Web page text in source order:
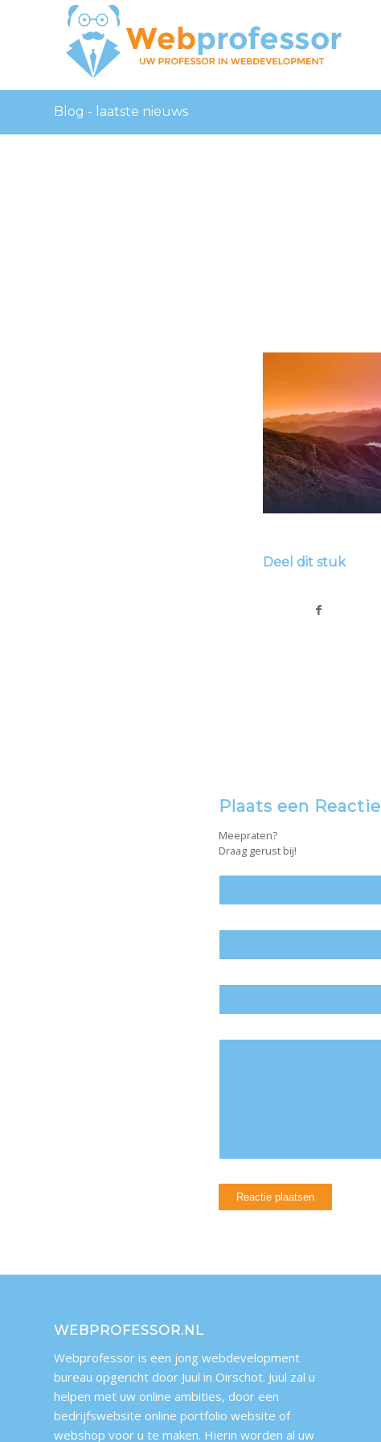
Blog - laatste nieuws
Deel dit stuk
Plaats een Reactie
Meepraten?
Draag gerust bij!
WEBPROFESSOR.NL
Webprofessor is een jong webdevelopment
bureau opgericht door Juul in Oirschot. Juul zal u
helpen met uw online ambities, door een
bedrijfswebsite online portfolio website of
webshop voor u te maken. Hierin worden al uw